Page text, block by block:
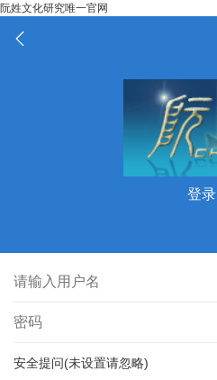
阮姓文化研究唯一官网
登录
安全提问(未设置请忽略)